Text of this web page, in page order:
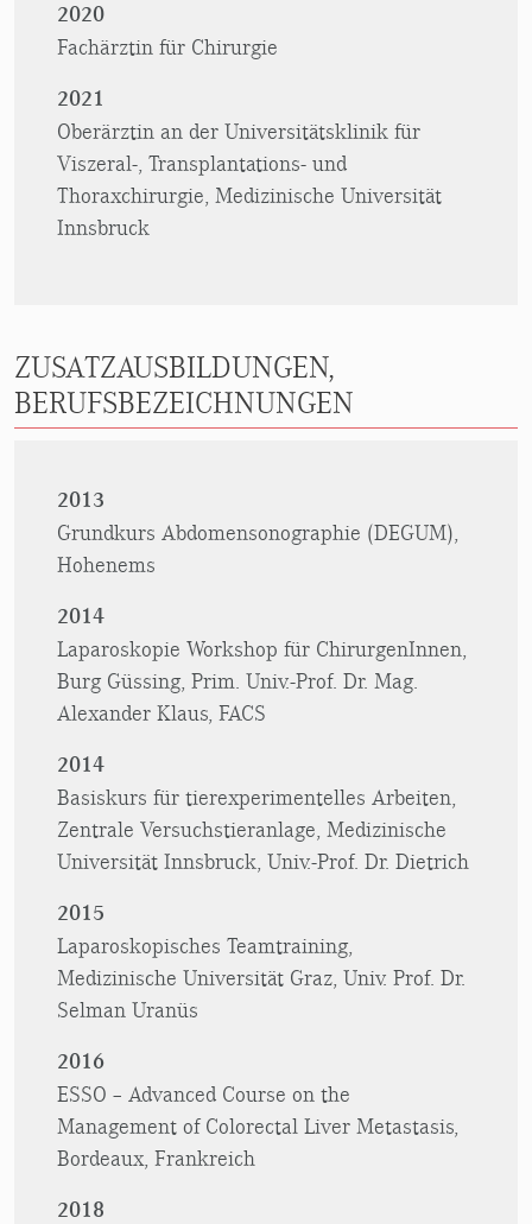
2020
Fachärztin für Chirurgie
2021
Oberärztin an der Universitätsklinik für
Viszeral-, Transplantations- und
Thoraxchirurgie, Medizinische Universität
Innsbruck
ZUSATZAUSBILDUNGEN,
BERUFSBEZEICHNUNGEN
2013
Grundkurs Abdomensonographie (DEGUM),
Hohenems
2014
Laparoskopie Workshop für ChirurgenInnen,
Burg Güssing, Prim. Univ.-Prof. Dr. Mag.
Alexander Klaus, FACS
2014
Basiskurs für tierexperimentelles Arbeiten,
Zentrale Versuchstieranlage, Medizinische
Universität Innsbruck, Univ.-Prof. Dr. Dietrich
2015
Laparoskopisches Teamtraining,
Medizinische Universität Graz, Univ. Prof. Dr.
Selman Uranüs
2016
ESSO – Advanced Course on the
Management of Colorectal Liver Metastasis,
Bordeaux, Frankreich
2018